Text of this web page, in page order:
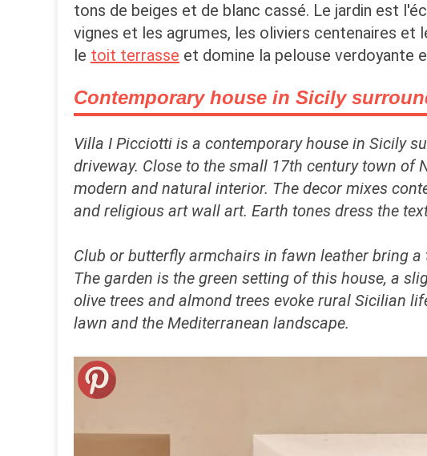
tons de beiges et de blanc cassé. Le jardin est
vignes et les agrumes, les oliviers centenaires et
le toit terrasse et domine la pelouse verdoyante
Contemporary house in Sicily
Villa I Picciotti is a contemporary house in Sicily
driveway. Close to the small 17th century town of
modern and natural interior. The decor mixes
and religious art wall art. Earth tones dress the
Club or butterfly armchairs in fawn leather bring
The garden is the green setting of this house, a
olive trees and almond trees evoke rural Sicilian
lawn and the Mediterranean landscape.